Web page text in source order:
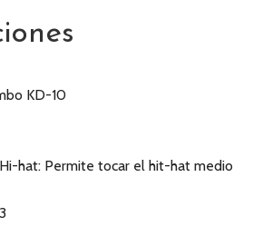
KD-10
hat: Permite tocar el hit-hat medio